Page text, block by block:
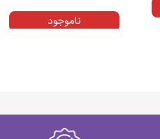
ناموجود